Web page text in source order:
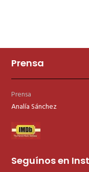
Prensa
Prensa
Analía Sánchez
Seguínos en